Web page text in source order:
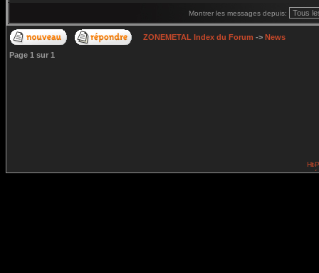
Montrer les messages depuis:
ZONEMETAL Index du Forum -> News
Page 1 sur 1